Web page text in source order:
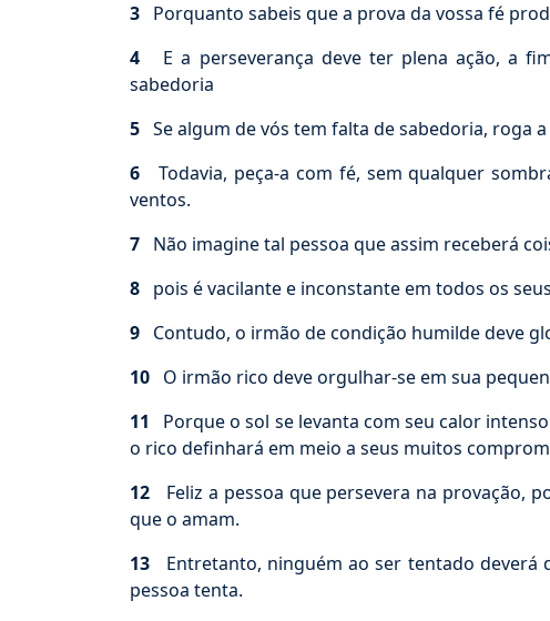
3 Porquanto sabeis que a prova da vossa fé
4 E a perseverança deve ter plena ação, a
sabedoria
5 Se algum de vós tem falta de sabedoria, roga
6 Todavia, peça-a com fé, sem qualquer
ventos.
7 Não imagine tal pessoa que assim receberá
8 pois é vacilante e inconstante em todos os
9 Contudo, o irmão de condição humilde deve
10 O irmão rico deve orgulhar-se em sua
11 Porque o sol se levanta com seu calor
o rico definhará em meio a seus muitos
12 Feliz a pessoa que persevera na provação,
que o amam.
13 Entretanto, ninguém ao ser tentado deverá
pessoa tenta.